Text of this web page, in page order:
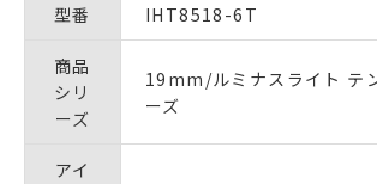
型番 IHT8518-6T
商品
シリ
ーズ
19mm/ルミナスライト テ
ーズ
アイ